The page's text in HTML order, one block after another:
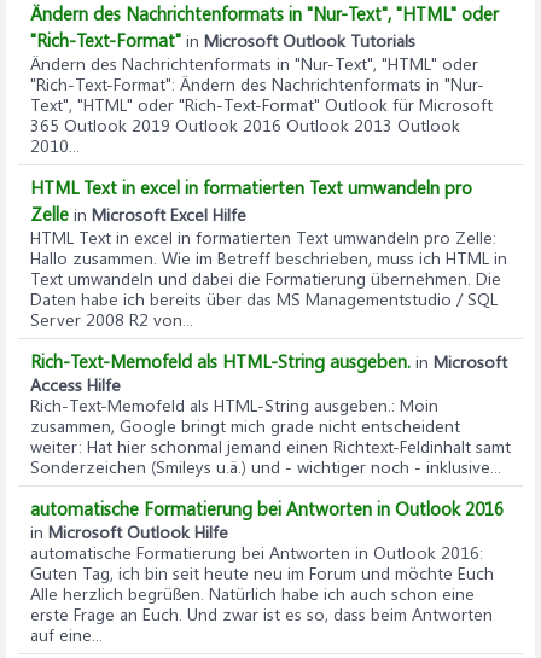
Ändern des Nachrichtenformats in "Nur-Text", "HTML" oder
"Rich-Text-Format" in Microsoft Outlook Tutorials
Ändern des Nachrichtenformats in "Nur-Text", "HTML" oder
"Rich-Text-Format": Ändern des Nachrichtenformats in "Nur-
Text", "HTML" oder "Rich-Text-Format" Outlook für Microsoft
365 Outlook 2019 Outlook 2016 Outlook 2013 Outlook
2010...
HTML Text in excel in formatierten Text umwandeln pro
Zelle in Microsoft Excel Hilfe
HTML Text in excel in formatierten Text umwandeln pro Zelle:
Hallo zusammen. Wie im Betreff beschrieben, muss ich HTML in
Text umwandeln und dabei die Formatierung übernehmen. Die
Daten habe ich bereits über das MS Managementstudio / SQL
Server 2008 R2 von...
Rich-Text-Memofeld als HTML-String ausgeben. in Microsoft
Access Hilfe
Rich-Text-Memofeld als HTML-String ausgeben.: Moin
zusammen, Google bringt mich grade nicht entscheident
weiter: Hat hier schonmal jemand einen Richtext-Feldinhalt samt
Sonderzeichen (Smileys u.ä.) und - wichtiger noch - inklusive...
automatische Formatierung bei Antworten in Outlook 2016
in Microsoft Outlook Hilfe
automatische Formatierung bei Antworten in Outlook 2016:
Guten Tag, ich bin seit heute neu im Forum und möchte Euch
Alle herzlich begrüßen. Natürlich habe ich auch schon eine
erste Frage an Euch. Und zwar ist es so, dass beim Antworten
auf eine...